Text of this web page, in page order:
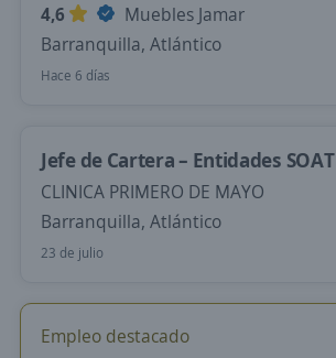
4,6
Muebles Jamar
Barranquilla, Atlántico
Hace 6 días
Jefe de Cartera – Entidades SOAT
CLINICA PRIMERO DE MAYO
Barranquilla, Atlántico
23 de julio
Empleo destacado